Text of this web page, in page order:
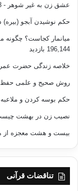
عشق زن به غیر شوهر - 280,263 بازدید
حکم نوشیدن آبجو
میانمار کجاست؟
196,144 بازدید
خلاصه زندگی حضرت عمر
روش صحیح و علمی حفظ
حکم بوسه کردن و ملاعبه
نصیب زن در بهشت
بیست و هشت معجزه از
تناقضات قرآنی